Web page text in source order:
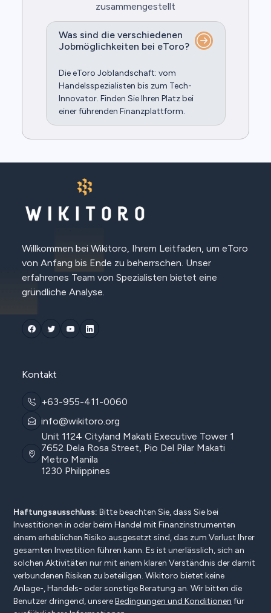
zusammengestellt
Was sind die verschiedenen
Jobmöglichkeiten bei eToro?
Die eToro Joblandschaft: vom
Handelsspezialisten bis zum Tech-
Innovator. Finden Sie Ihren Platz bei
einer führenden Finanzplattform.
Willkommen bei Wikitoro, Ihrem Leitfaden, um eToro
von Anfang bis Ende zu beherrschen. Unser
erfahrenes Team von Spezialisten bietet eine
gründliche Analyse.
Kontakt
+63-955-411-0060
info@wikitoro.org
Unit 1124 Cityland Makati Executive Tower 1
7652 Dela Rosa Street, Pio Del Pilar Makati
Metro Manila
1230 Philippines
Haftungsausschluss: Bitte beachten Sie, dass Sie bei
Investitionen in oder beim Handel mit Finanzinstrumenten
einem erheblichen Risiko ausgesetzt sind, das zum Verlust Ihrer
gesamten Investition führen kann. Es ist unerlässlich, sich an
solchen Aktivitäten nur mit einem klaren Verständnis der damit
verbundenen Risiken zu beteiligen. Wikitoro bietet keine
Anlage-, Handels- oder sonstige Beratung an. Wir bitten die
Benutzer dringend, unsereBedingungen und Konditionen für